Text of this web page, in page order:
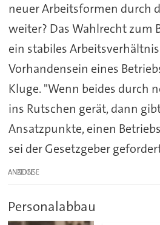
neuer Arbeitsformen durch
weiter? Das Wahlrecht zum
ein stabiles
Vorhandensein eines
Kluge. "Wenn beides durch
ins Rutschen gerät, dann
Ansatzpunkte, einen
sei der Gesetzgeber
ANZEIGE
Personalabbau